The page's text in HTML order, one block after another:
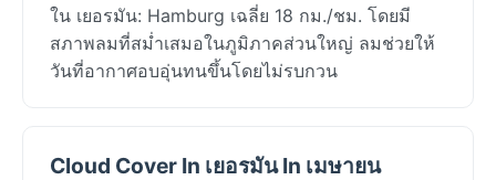
ใน เยอรมัน: Hamburg เฉลี่ย 18 กม./ชม. โดยมี
สภาพลมที่สม่ำเสมอในภูมิภาคส่วนใหญ่ ลมช่วยให้
วันที่อากาศอบอุ่นทนขึ้นโดยไม่รบกวน
Cloud Cover In เยอรมัน In เมษายน